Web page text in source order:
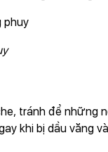
tránh để những
khi bị dầu văng